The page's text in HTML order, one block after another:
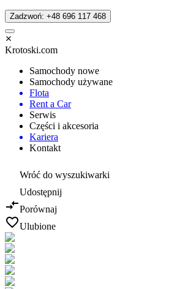
Zadzwoń: +48 696 117 468
Krotoski.com
Samochody nowe
Samochody używane
Flota
Rent a Car
Serwis
Części i akcesoria
Kariera
Kontakt
Wróć do wyszukiwarki
Udostępnij
Porównaj
Ulubione